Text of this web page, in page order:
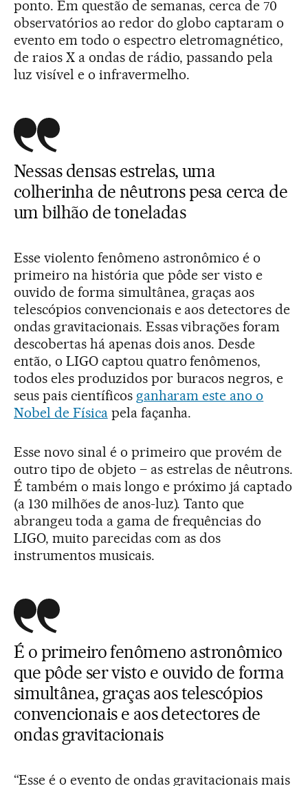
ponto. Em questão de semanas, cerca de 70
observatórios ao redor do globo captaram o
evento em todo o espectro eletromagnético,
de raios X a ondas de rádio, passando pela
luz visível e o infravermelho.
Nessas densas estrelas, uma
colherinha de nêutrons pesa cerca de
um bilhão de toneladas
Esse violento fenômeno astronômico é o
primeiro na história que pôde ser visto e
ouvido de forma simultânea, graças aos
telescópios convencionais e aos detectores de
ondas gravitacionais. Essas vibrações foram
descobertas há apenas dois anos. Desde
então, o LIGO captou quatro fenômenos,
todos eles produzidos por buracos negros, e
seus pais científicos ganharam este ano o
Nobel de Físicapela façanha.
Esse novo sinal é o primeiro que provém de
outro tipo de objeto – as estrelas de nêutrons.
É também o mais longo e próximo já captado
(a 130 milhões de anos-luz). Tanto que
abrangeu toda a gama de frequências do
LIGO, muito parecidas com as dos
instrumentos musicais.
É o primeiro fenômeno astronômico
que pôde ser visto e ouvido de forma
simultânea, graças aos telescópios
convencionais e aos detectores de
ondas gravitacionais
“Esse é o evento de ondas gravitacionais mais